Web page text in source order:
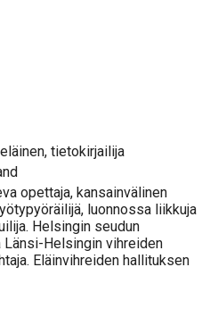
tietokirjailija
opettaja, kansainvälinen
luonnossa liikkuja
Helsingin seudun
Länsi-Helsingin vihreiden
Eläinvihreiden hallituksen